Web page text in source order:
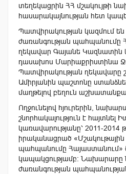
տեղեկացրին ՀՀ մշակույթի
հասարակայնության հետ
Պատվիրակության կազմում են
ժառանգու­թյան պահպանումը
ղեկավար Գայանե Կազնատին
դասախոս Մարիաքրիստինա
Պատվիրակության ղեկավարը
Ամիրյանին պաշտոնը
մաղթելով բեղուն
Ողջունելով հյուրերին,
շնորհակալություն է հայտնել
կառավարությանը՝ 2011-
իրականացրած «Մշակութային
պահպանումը Հայաստանում»
կապակցությամբ: Նախարարը
ժառանգության